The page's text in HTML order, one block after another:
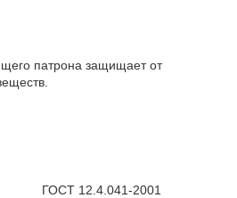
патрона защищает от
ГОСТ 12.4.041-2001